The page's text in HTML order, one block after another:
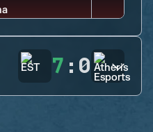
7 : 0